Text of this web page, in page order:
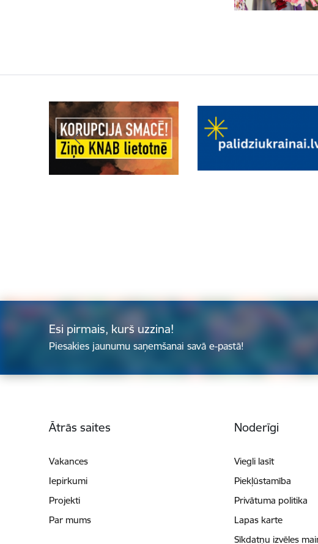
Esi pirmais, kurš uzzina!
Piesakies jaunumu saņemšanai savā e-pastā!
Ātrās saites
Vakances
Iepirkumi
Projekti
Par mums
Noderīgi
Viegli lasīt
Piekļūstamība
Privātuma politika
Lapas karte
Sīkdatņu izvēles